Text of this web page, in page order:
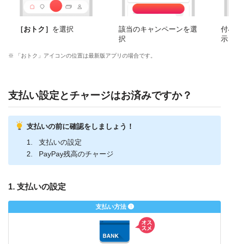
［おトク］ を選択
該当のキャンペーンを選
択
※ 「おトク」アイコンの位置は最新版アプリの場合です。
支払い設定とチャージはお済みですか？
支払いの前に確認をしましょう！
支払いの設定
PayPay残高のチャージ
1. 支払いの設定
支払い方法 ❶